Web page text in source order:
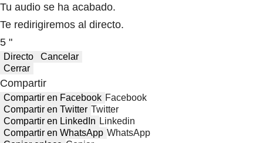
Tu audio se ha acabado.
Te redirigiremos al directo.
5 "
Directo
Cancelar
Cerrar
Compartir
Compartir en Facebook Facebook
Compartir en Twitter Twitter
Compartir en LinkedIn Linkedin
Compartir en WhatsApp WhatsApp